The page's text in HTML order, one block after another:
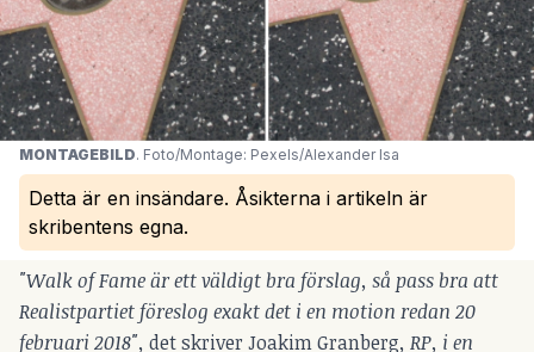
MONTAGEBILD. Foto/Montage: Pexels/Alexander Isa
Detta är en insändare. Åsikterna i artikeln är
skribentens egna.
"Walk of Fame är ett väldigt bra förslag, så pass bra att
Realistpartiet föreslog exakt det i en motion redan 20
februari 2018", det skriver JoakimGranberg, RP, i en